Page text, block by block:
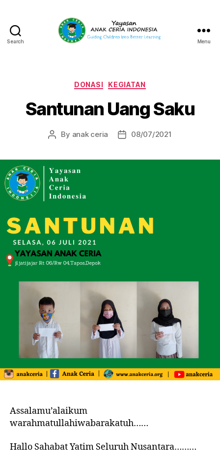
Search
Indonesia
Menu
Categories
DONASI KEGIATAN
Santunan Uang Saku
Post
By anak ceria
Post08/07/2021
Assalamu’alaikum
warahmatullahiwabarakatuh……
Hallo Sahabat Yatim Seluruh Nusantara………